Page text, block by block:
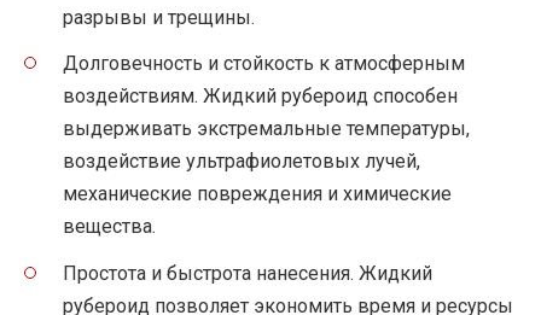
разрывы и трещины.
Долговечность и стойкость к атмосферным
воздействиям. Жидкий рубероид способен
выдерживать экстремальные температуры,
воздействие ультрафиолетовых лучей,
механические повреждения и химические
вещества.
Простота и быстрота нанесения. Жидкий
рубероид позволяет экономить время и ресурсы